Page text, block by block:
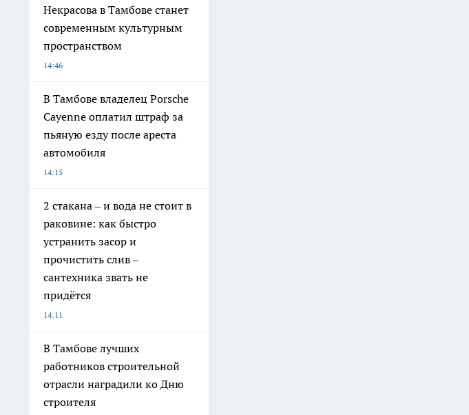
Некрасова в Тамбове станет
современным культурным
пространством
14:46
В Тамбове владелец Porsche
Cayenne оплатил штраф за
пьяную езду после ареста
автомобиля
14:15
2 стакана – и вода не стоит в
раковине: как быстро
устранить засор и
прочистить слив –
сантехника звать не
придётся
14:11
В Тамбове лучших
работников строительной
отрасли наградили ко Дню
строителя